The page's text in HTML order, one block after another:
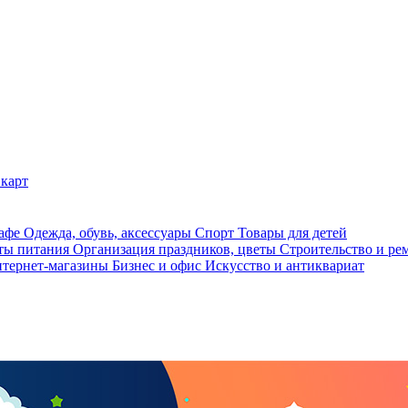
Одежда, обувь, аксессуары Спорт Товары для детей
питания Организация праздников, цветы Строительство и
магазины Бизнес и офис Искусство и антиквариат